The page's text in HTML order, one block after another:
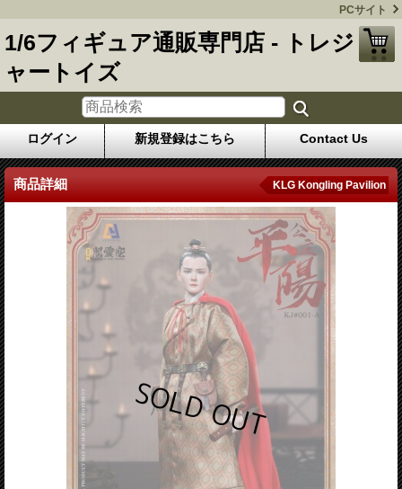
PCサイト
1/6フィギュア通販専門店 - トレジ
ャートイズ
ログイン 新規登録はこちら Contact Us
商品詳細 KLG Kongling Pavilion